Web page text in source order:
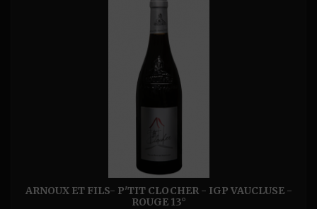
ARNOUX ET FILS- P'TIT CLOCHER - IGP VAUCLUSE -
ROUGE 13°